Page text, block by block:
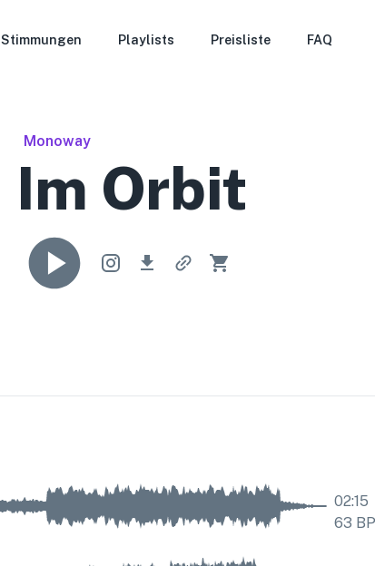
Stimmungen Playlists Preisliste FAQ
Monoway
Im Orbit
02:15
63